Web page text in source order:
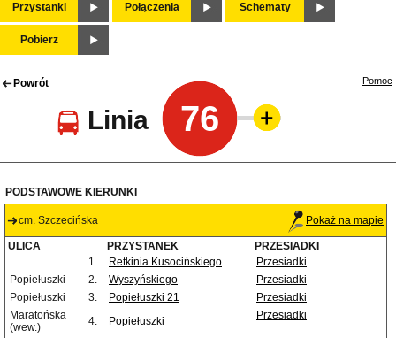
Przystanki Połączenia Schematy
Pobierz
Powrót
Linia 76
Pomoc
PODSTAWOWE KIERUNKI
cm. Szczecińska Pokaż na mapie
ULICA PRZYSTANEK
PRZESIADKI
1.
Retkinia Kusocińskiego
Przesiadki
Popiełuszki
2. Wyszyńskiego
Przesiadki
Popiełuszki
3. Popiełuszki 21
Przesiadki
Maratońska
(wew.)
4. Popiełuszki Przesiadki